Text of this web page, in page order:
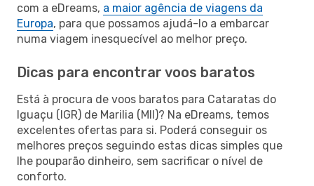
com a eDreams, a maior agência de viagens da
Europa, para que possamos ajudá-lo a embarcar
numa viagem inesquecível ao melhor preço.
Dicas para encontrar voos baratos
Está à procura de voos baratos para Cataratas do
Iguaçu (IGR) de Marilia (MII)? Na eDreams, temos
excelentes ofertas para si. Poderá conseguir os
melhores preços seguindo estas dicas simples que
lhe pouparão dinheiro, sem sacrificar o nível de
conforto.